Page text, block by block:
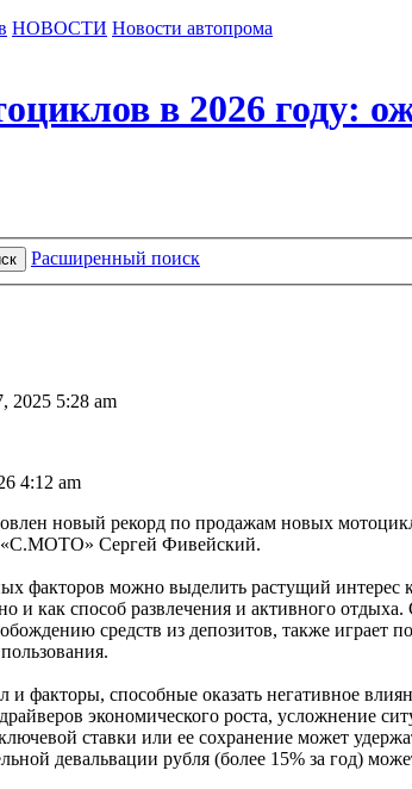
НОВОСТИ Новости автопрома
в 2026 году:
Расширенный поиск
2025 5:28 am
4:12 am
новый рекорд по продажам новых
«С.МОТО» Сергей Фивейский.
факторов можно выделить растущий интерес
и как способ развлечения и активного
средств из депозитов, также
факторы, способные оказать негативное
экономического роста, усложнение
ставки или ее сохранение может
девальвации рубля (более 15% за год)